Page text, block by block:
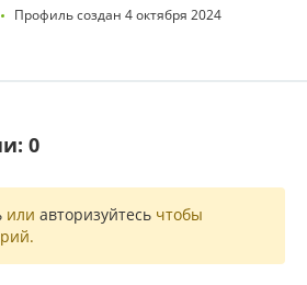
Профиль создан 4 октября 2024
0
или авторизуйтесь чтобы